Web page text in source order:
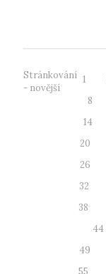
Stránkování
- novější
1
8
14
20
26
32
38
44
49
55